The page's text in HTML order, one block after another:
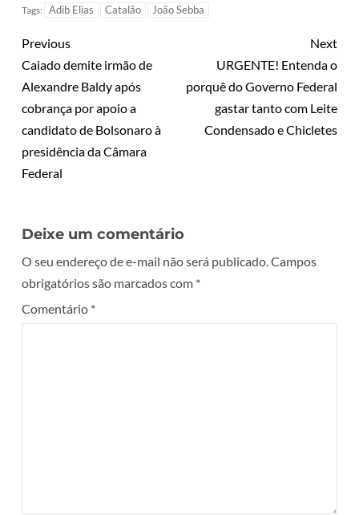
Tags: Adib Elias Catalão João Sebba
Previous
Caiado demite irmão de
Alexandre Baldy após
cobrança por apoio a
candidato de Bolsonaro à
presidência da Câmara
Federal
Next
URGENTE! Entenda o
porquê do Governo Federal
gastar tanto com Leite
Condensado e Chicletes
Deixe um comentário
O seu endereço de e-mail não será publicado. Campos
obrigatórios são marcados com *
Comentário *